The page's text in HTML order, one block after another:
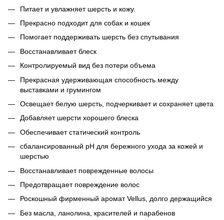
Питает и увлажняет шерсть и кожу.
Прекрасно подходит для собак и кошек
Помогает поддерживать шерсть без спутывания
Восстанавливает блеск
Контролируемый вид без потери объема
Прекрасная удерживающая способность между
выставками и грумингом
Освещает белую шерсть, подчеркивает и сохраняет цвета
Добавляет шерсти хорошего блеска
Обеспечивает статический контроль
сбалансированный pH для бережного ухода за кожей и
шерстью
Восстанавливает поврежденные волосы
Предотвращает повреждение волос
Роскошный фирменный аромат Vellus, долго держащийся
Без масла, ланолина, красителей и парабенов